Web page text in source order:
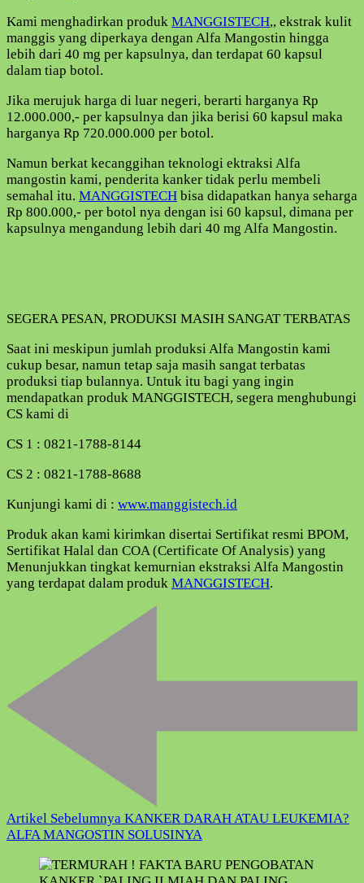
Kami menghadirkan produk MANGGISTECH,, ekstrak kulit
manggis yang diperkaya dengan Alfa Mangostin hingga
lebih dari 40 mg per kapsulnya, dan terdapat 60 kapsul
dalam tiap botol.
Jika merujuk harga di luar negeri, berarti harganya Rp
12.000.000,- per kapsulnya dan jika berisi 60 kapsul maka
harganya Rp 720.000.000 per botol.
Namun berkat kecanggihan teknologi ektraksi Alfa
mangostin kami, penderita kanker tidak perlu membeli
semahal itu. MANGGISTECH bisa didapatkan hanya seharga
Rp 800.000,- per botol nya dengan isi 60 kapsul, dimana per
kapsulnya mengandung lebih dari 40 mg Alfa Mangostin.
SEGERA PESAN, PRODUKSI MASIH SANGAT TERBATAS
Saat ini meskipun jumlah produksi Alfa Mangostin kami
cukup besar, namun tetap saja masih sangat terbatas
produksi tiap bulannya. Untuk itu bagi yang ingin
mendapatkan produk MANGGISTECH, segera menghubungi
CS kami di
CS 1 : 0821-1788-8144
CS 2 : 0821-1788-8688
Kunjungi kami di : www.manggistech.id
Produk akan kami kirimkan disertai Sertifikat resmi BPOM,
Sertifikat Halal dan COA (Certificate Of Analysis) yang
Menunjukkan tingkat kemurnian ekstraksi Alfa Mangostin
yang terdapat dalam produk MANGGISTECH.
Artikel Sebelumnya KANKER DARAH ATAU LEUKEMIA?
ALFA MANGOSTIN SOLUSINYA